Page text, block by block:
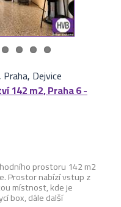
Dejvice
142 m2, Praha 6 -
prostoru 142 m2
Prostor nabízí vstup z
místnost, kde je
box, dále další